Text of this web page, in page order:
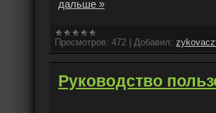
дальше »
Просмотров: 472 Добавил:
Руководство